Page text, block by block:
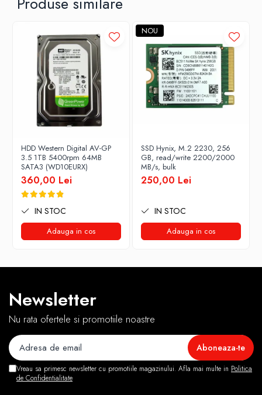
HDD Western Digital AV-GP
3.5 1TB 5400rpm 64MB
SATA3 (WD10EURX)
360,00 Lei
IN STOC
Adauga in cos
NOU
SSD Hynix, M.2 2230, 256
GB, read/write 2200/2000
MB/s, bulk
250,00 Lei
IN STOC
Adauga in cos
Newsletter
Nu rata ofertele si promotiile noastre
Vreau sa primesc newsletter cu promotiile magazinului. Afla mai multe in Politica
de Confidentialitate